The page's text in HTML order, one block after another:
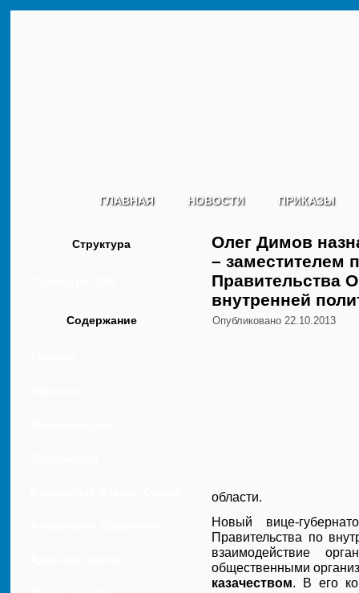
ГЛАВНАЯ НОВОСТИ ПРИКАЗЫ
Структура
Содержание
Олег Димов
– заместителем
Правительства
внутренней
Опубликовано 22.10.2013
области.
Новый вице-
Правительства по
взаимодействие
общественными
казачеством. В его